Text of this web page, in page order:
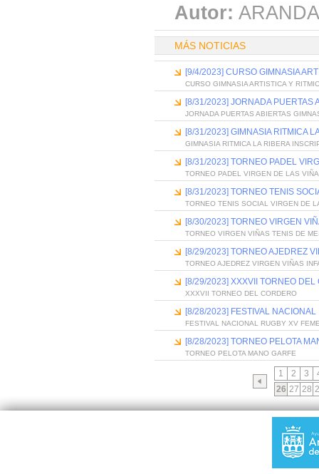
Autor:
MÁS NOTICIAS
[9/4/2023] CURSO GIMNASIA
CURSO GIMNASIA ARTISTICA Y
[8/31/2023] JORNADA PUERTAS
JORNADA PUERTAS ABIERTAS
[8/31/2023] GIMNASIA RITMICA
GIMNASIA RITMICA LA RIBERA
[8/31/2023] TORNEO PADEL
TORNEO PADEL VIRGEN DE LAS
[8/31/2023] TORNEO TENIS
TORNEO TENIS SOCIAL VIRGEN DE
[8/30/2023] TORNEO VIRGEN
TORNEO VIRGEN VIÑAS TENIS DE
[8/29/2023] TORNEO AJEDREZ
TORNEO AJEDREZ VIRGEN VIÑAS
[8/29/2023] XXXVII TORNEO DEL
XXXVII TORNEO DEL CORDERO
[8/28/2023] FESTIVAL
FESTIVAL NACIONAL RUGBY XV
[8/28/2023] TORNEO PELOTA
TORNEO PELOTA MANO GARFE
1 2 3
26 27 28